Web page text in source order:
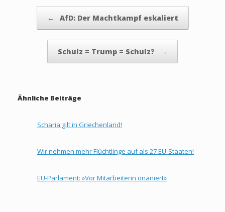
← AfD: Der Machtkampf eskaliert
Schulz = Trump = Schulz? →
Ähnliche Beiträge
Scharia gilt in Griechenland!
Wir nehmen mehr Flüchtlinge auf als 27 EU-Staaten!
EU-Parlament: »Vor Mitarbeiterin onaniert»